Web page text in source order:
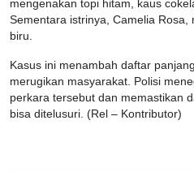
mengenakan topi hitam, kaus
Sementara istrinya, Camelia Rosa,
biru.
Kasus ini menambah daftar
merugikan masyarakat. Polisi
perkara tersebut dan memastikan
bisa ditelusuri. (Rel – Kontributor)